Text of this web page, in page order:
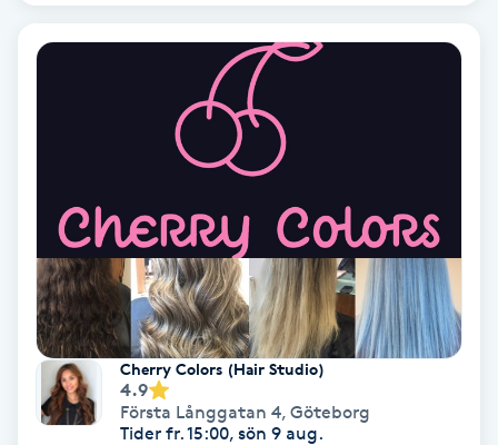
Microshading
Mixfransar
Nagelförlängning
Nagelförlängning akryl
Cherry Colors (Hair Studio)
4.9
Första Långgatan 4, Göteborg
Tider fr. 15:00, sön 9 aug.